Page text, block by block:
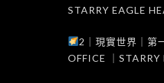
STARRY EAGLE
2｜現實世界｜第
OFFICE ｜STARRY